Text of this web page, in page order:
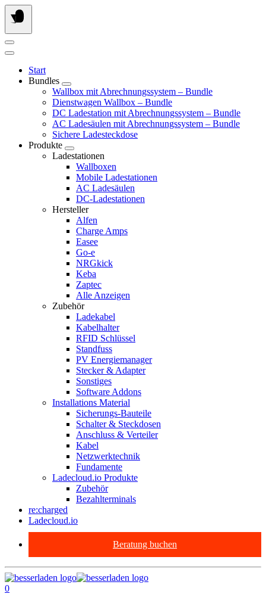
Springe
zum
Inhalt
Start
Bundles
Wallbox mit Abrechnungssystem – Bundle
Dienstwagen Wallbox – Bundle
DC Ladestation mit Abrechnungssystem – Bundle
AC Ladesäulen mit Abrechnungssystem – Bundle
Sichere Ladesteckdose
Produkte
Ladestationen
Wallboxen
Mobile Ladestationen
AC Ladesäulen
DC-Ladestationen
Hersteller
Alfen
Charge Amps
Easee
Go-e
NRGkick
Keba
Zaptec
Alle Anzeigen
Zubehör
Ladekabel
Kabelhalter
RFID Schlüssel
Standfuss
PV Energiemanager
Stecker & Adapter
Sonstiges
Software Addons
Installations Material
Sicherungs-Bauteile
Schalter & Steckdosen
Anschluss & Verteiler
Kabel
Netzwerktechnik
Fundamente
Ladecloud.io Produkte
Zubehör
Bezahlterminals
re:charged
Ladecloud.io
Beratung buchen
0